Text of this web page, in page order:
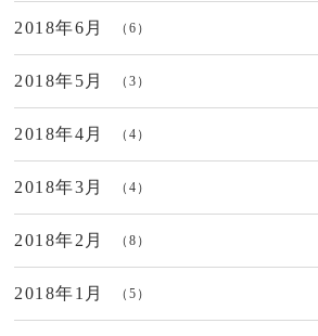
2018年6月 （6）
2018年5月 （3）
2018年4月 （4）
2018年3月 （4）
2018年2月 （8）
2018年1月 （5）